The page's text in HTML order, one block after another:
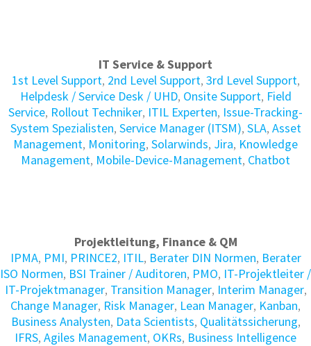
IT Service & Support
1st Level Support, 2nd Level Support, 3rd Level Support,
Helpdesk / Service Desk / UHD, Onsite Support, Field
Service, Rollout Techniker, ITIL Experten, Issue-Tracking-
System Spezialisten, Service Manager (ITSM), SLA, Asset
Management, Monitoring, Solarwinds, Jira, Knowledge
Management, Mobile-Device-Management, Chatbot
Projektleitung, Finance & QM
IPMA, PMI, PRINCE2, ITIL, Berater DIN Normen, Berater
ISO Normen, BSI Trainer / Auditoren, PMO, IT-Projektleiter /
IT-Projektmanager, Transition Manager, Interim Manager,
Change Manager, Risk Manager, Lean Manager, Kanban,
Business Analysten, Data Scientists, Qualitätssicherung,
IFRS, Agiles Management, OKRs, Business Intelligence